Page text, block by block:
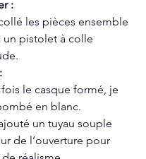
:
les pièces ensemble
un pistolet à colle
le casque formé, je
en blanc.
un tuyau souple
de l’ouverture pour